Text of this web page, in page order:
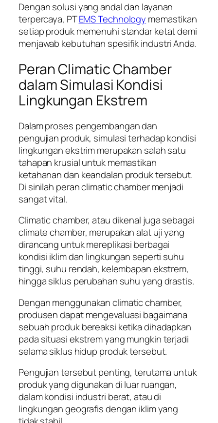
Dengan solusi yang andal dan layanan
terpercaya, PTEMS Technology memastikan
setiap produk memenuhi standar ketat demi
menjawab kebutuhan spesifik industri Anda.
Peran Climatic Chamber
dalam Simulasi Kondisi
Lingkungan Ekstrem
Dalam proses pengembangan dan
pengujian produk, simulasi terhadap kondisi
lingkungan ekstrim merupakan salah satu
tahapan krusial untuk memastikan
ketahanan dan keandalan produk tersebut.
Di sinilah peran climatic chamber menjadi
sangat vital.
Climatic chamber, atau dikenal juga sebagai
climate chamber, merupakan alat uji yang
dirancang untuk mereplikasi berbagai
kondisi iklim dan lingkungan seperti suhu
tinggi, suhu rendah, kelembapan ekstrem,
hingga siklus perubahan suhu yang drastis.
Dengan menggunakan climatic chamber,
produsen dapat mengevaluasi bagaimana
sebuah produk bereaksi ketika dihadapkan
pada situasi ekstrem yang mungkin terjadi
selama siklus hidup produk tersebut.
Pengujian tersebut penting, terutama untuk
produk yang digunakan di luar ruangan,
dalam kondisi industri berat, atau di
lingkungan geografis dengan iklim yang